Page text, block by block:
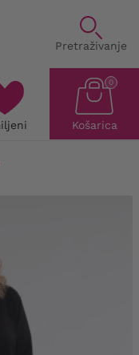
Pretraživanje
Košarica
0